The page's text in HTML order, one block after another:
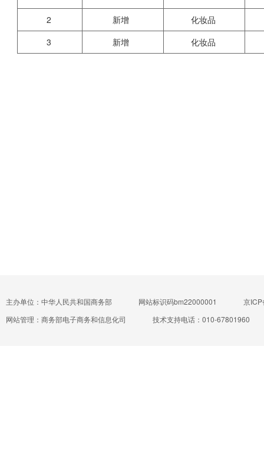
2 新增
化妆品
3
新增 化妆品
主办单位：中华人民共和国商务部 网站标识码bm22000001
京
网站管理：商务部电子商务和信息化司
技术支持电话：010-67801960